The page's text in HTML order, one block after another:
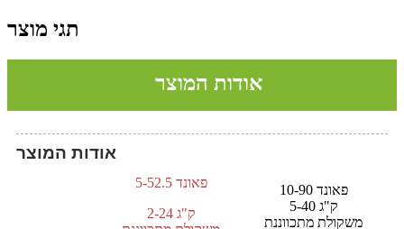
תגי מוצר
אודות המוצר
אודות המוצר
5-52.5 פאונד
2-24 ק"ג
10-90 פאונד
5-40 ק"ג
משקולת מתכווננת